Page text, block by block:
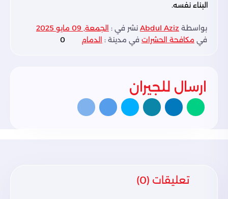
البناء نفسه.
بواسطة Abdul Aziz نشر في : الجمعة, 09 مايو 2025
في مكافحة الحشرات في مدينة : الدمام 0
ارسال للجيران
تعليقات (0)